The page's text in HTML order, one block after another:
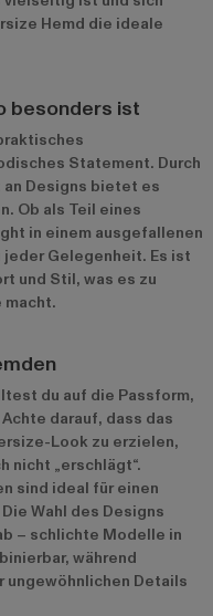
Hemd die ideale
besonders ist
Statement. Durch
Designs bietet es
Ob als Teil eines
in einem ausgefallenen
Gelegenheit. Es ist
und Stil, was es zu
macht.
du auf die Passform,
darauf, dass das
Look zu erzielen,
nicht „erschlägt“.
sind ideal für einen
Wahl des Designs
– schlichte Modelle in
während
ungewöhnlichen Details